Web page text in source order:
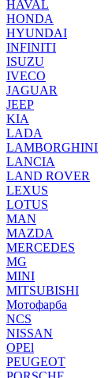
HAVAL
HONDA
HYUNDAI
INFINITI
ISUZU
IVECO
JAGUAR
JEEP
KIA
LADA
LAMBORGHINI
LANCIA
LAND ROVER
LEXUS
LOTUS
MAN
MAZDA
MERCEDES
MG
MINI
MITSUBISHI
Мотофарба
NCS
NISSAN
OPEl
PEUGEOT